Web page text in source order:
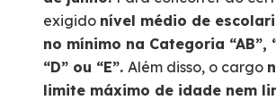
exigido nível médio de
no mínimo na Categoria “AB”,
“D” ou “E”. Além disso, o cargo
limite máximo de idade nem